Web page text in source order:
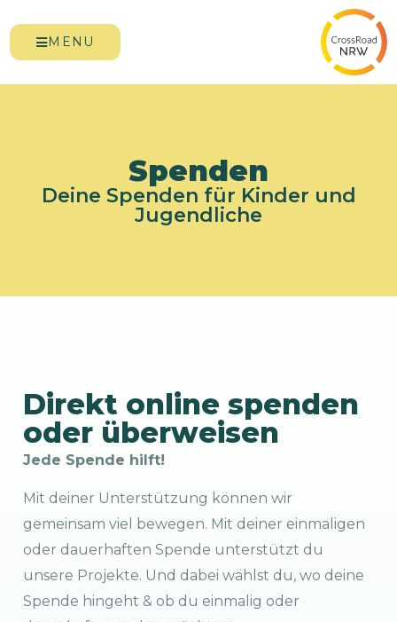
MENU
Spenden
Deine Spenden für Kinder und
Jugendliche
Direkt online spenden
oder überweisen
Jede Spende hilft!
Mit deiner Unterstützung können wir
gemeinsam viel bewegen. Mit deiner einmaligen
oder dauerhaften Spende unterstützt du
unsere Projekte. Und dabei wählst du, wo deine
Spende hingeht & ob du einmalig oder